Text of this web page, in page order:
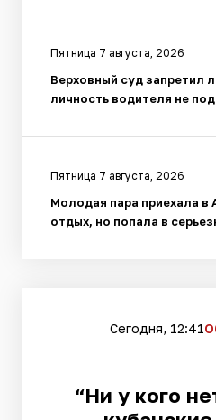
Пятница 7 августа, 2026
Верховный суд запретил
личность водителя не
Пятница 7 августа, 2026
Молодая пара приехала в
отдых, но попала в
Сегодня, 12:41
“Ни у кого